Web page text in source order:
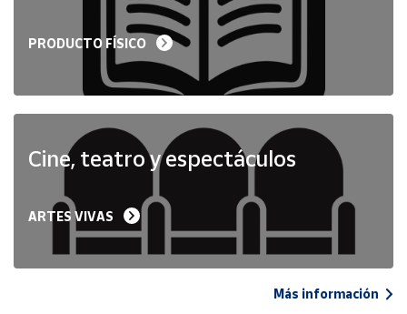
PRODUCTO FÍSICO
Cine, teatro y espectáculos
ARTES VIVAS
Más información